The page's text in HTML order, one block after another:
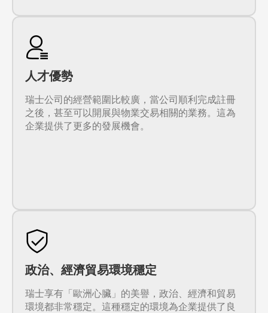
人才優勢
瑞士公司的經營範圍比較廣，當公司順利完成註冊
之後，甚至可以開展與物業交易相關的業務。這為
企業提供了更多的發展機會。
政治、經濟貿易環境穩定
瑞士享有「歐洲心臟」的美譽，政治、經濟和貿易
環境都非常穩定。這種穩定的環境為企業提供了良